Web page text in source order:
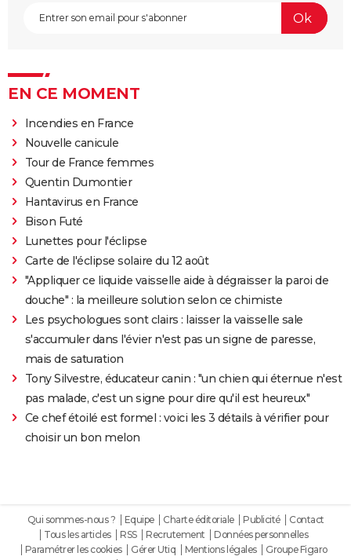
EN CE MOMENT
Incendies en France
Nouvelle canicule
Tour de France femmes
Quentin Dumontier
Hantavirus en France
Bison Futé
Lunettes pour l'éclipse
Carte de l'éclipse solaire du 12 août
"Appliquer ce liquide vaisselle aide à dégraisser la paroi de
douche" : la meilleure solution selon ce chimiste
Les psychologues sont clairs : laisser la vaisselle sale
s'accumuler dans l'évier n'est pas un signe de paresse,
mais de saturation
Tony Silvestre, éducateur canin : "un chien qui éternue n'est
pas malade, c'est un signe pour dire qu'il est heureux"
Ce chef étoilé est formel : voici les 3 détails à vérifier pour
choisir un bon melon
Qui sommes-nous ? Equipe Charte éditoriale Publicité
Contact
Tous les articles
RSS Recrutement
Données personnelles
Paramétrer les cookies
Gérer Utiq Mentions légales
Groupe Figaro